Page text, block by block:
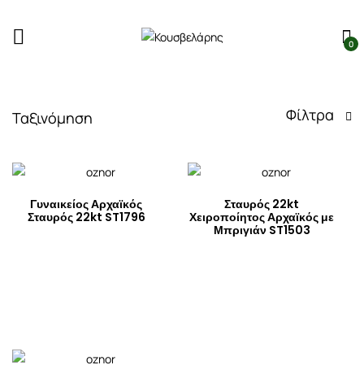
0
Ταξινόμηση Φίλτρα
Γυναικείος Αρχαϊκός
Σταυρός 22kt ST1796
Σταυρός 22kt
Χειροποίητος Αρχαϊκός με
Μπριγιάν ST1503